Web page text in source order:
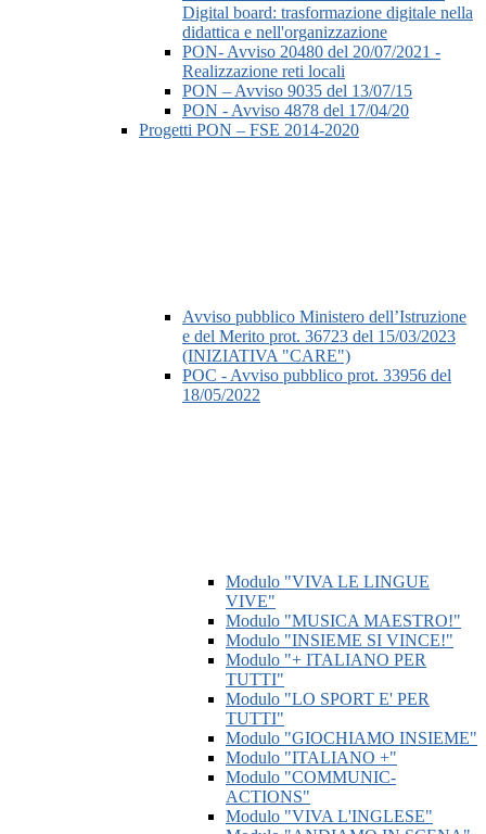
Digital board: trasformazione digitale nella
didattica e nell'organizzazione
PON- Avviso 20480 del 20/07/2021 -
Realizzazione reti locali
PON – Avviso 9035 del 13/07/15
PON - Avviso 4878 del 17/04/20
Progetti PON – FSE 2014-2020
Avviso pubblico Ministero dell’Istruzione
e del Merito prot. 36723 del 15/03/2023
(INIZIATIVA "CARE")
POC - Avviso pubblico prot. 33956 del
18/05/2022
Modulo "VIVA LE LINGUE
VIVE"
Modulo "MUSICA MAESTRO!"
Modulo "INSIEME SI VINCE!"
Modulo "+ ITALIANO PER
TUTTI"
Modulo "LO SPORT E' PER
TUTTI"
Modulo "GIOCHIAMO INSIEME"
Modulo "ITALIANO +"
Modulo "COMMUNIC-
ACTIONS"
Modulo "VIVA L'INGLESE"